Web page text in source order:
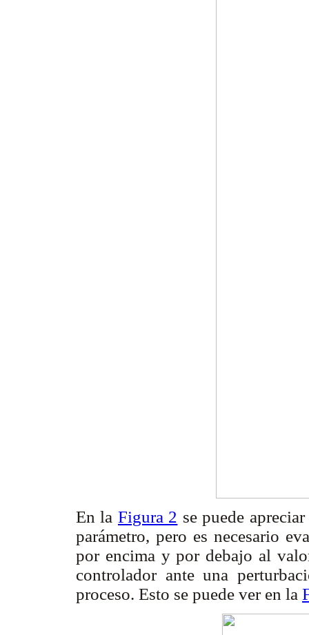
En la Figura 2 se puede
parámetro, pero es necesario
por encima y por debajo al
controlador ante una
proceso. Esto se puede ver en la